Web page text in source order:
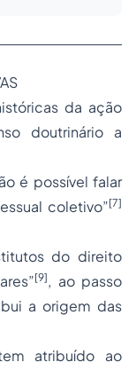
da ação
doutrinário a
é possível falar
coletivo”[7]
do direito
[9], ao passo
a origem das
atribuído ao